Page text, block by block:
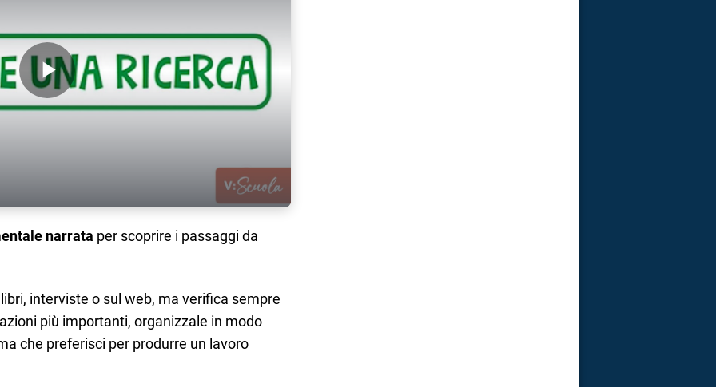
Play Video
narrata per scoprire i passaggi da
interviste o sul web, ma verifica sempre
più importanti, organizzale in modo
che preferisci per produrre un lavoro